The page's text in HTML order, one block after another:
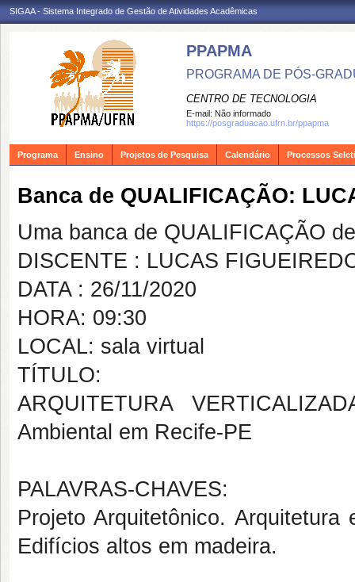
SIGAA - Sistema Integrado de Gestão de Atividades Acadêmicas
PPAPMA
PROGRAMA DE PÓS-
CENTRO DE TECNOLOGIA
E-mail: Não informado
https://posgraduacao.ufrn.br/ppapma
Programa Ensino Projetos de Pesquisa Calendário Processos
Banca de QUALIFICAÇÃO:
Uma banca de QUALIFICAÇÃO
DISCENTE : LUCAS
DATA : 26/11/2020
HORA: 09:30
LOCAL: sala virtual
TÍTULO:
ARQUITETURA
Ambiental em Recife-PE
PALAVRAS-CHAVES:
Projeto Arquitetônico.
Edifícios altos em madeira.